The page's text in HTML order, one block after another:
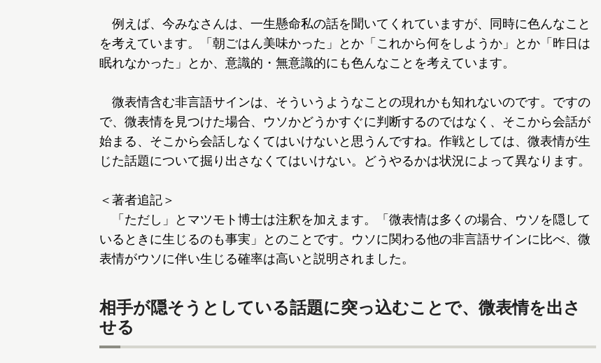
例えば、今みなさんは、一生懸命私の話を聞いてくれていますが、同時に色んなこと
を考えています。「朝ごはん美味かった」とか「これから何をしようか」とか「昨日は
眠れなかった」とか、意識的・無意識的にも色んなことを考えています。
微表情含む非言語サインは、そういうようなことの現れかも知れないのです。ですの
で、微表情を見つけた場合、ウソかどうかすぐに判断するのではなく、そこから会話が
始まる、そこから会話しなくてはいけないと思うんですね。作戦としては、微表情が生
じた話題について掘り出さなくてはいけない。どうやるかは状況によって異なります。
＜著者追記＞
「ただし」とマツモト博士は注釈を加えます。「微表情は多くの場合、ウソを隠して
いるときに生じるのも事実」とのことです。ウソに関わる他の非言語サインに比べ、微
表情がウソに伴い生じる確率は高いと説明されました。
相手が隠そうとしている話題に突っ込むことで、微表情を出さ
せる